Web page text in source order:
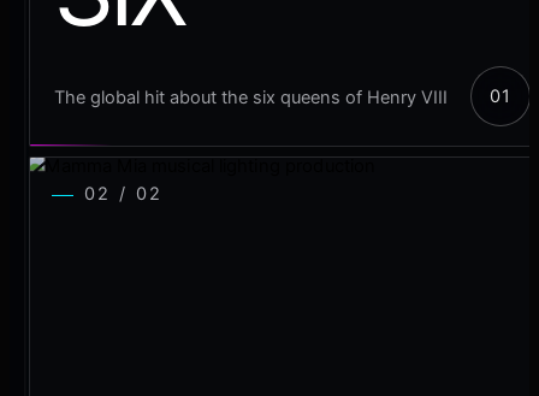
The global hit about the six queens of Henry VIII
02 / 02